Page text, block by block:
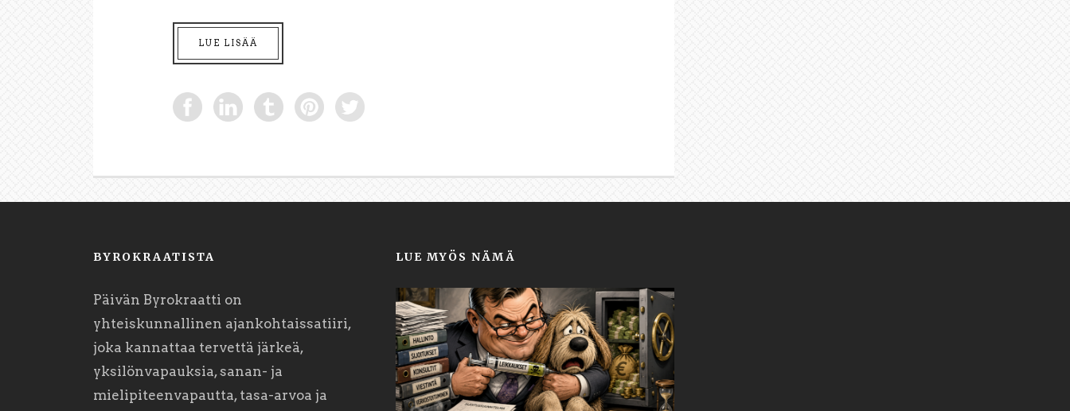
LUE LISÄÄ
BYROKRAATISTA
Päivän Byrokraatti on
yhteiskunnallinen ajankohtaissatiiri,
joka kannattaa tervettä järkeä,
yksilönvapauksia, sanan- ja
mielipiteenvapautta, tasa-arvoa ja
LUE MYÖS NÄMÄ